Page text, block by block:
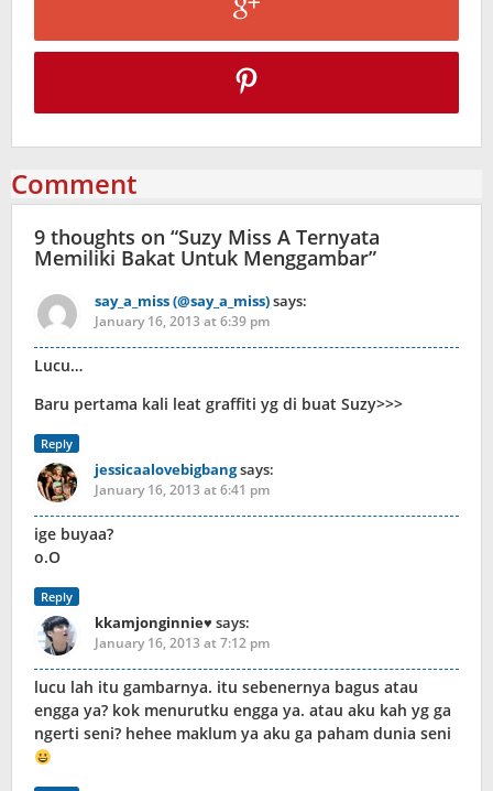
Comment
9 thoughts on “Suzy Miss A Ternyata
Memiliki Bakat Untuk Menggambar”
say_a_miss (@say_a_miss)says:
January 16, 2013 at 6:39 pm
Lucu…
Baru pertama kali leat graffiti yg di buat Suzy>>>
Reply
jessicaalovebigbangsays:
January 16, 2013 at 6:41 pm
ige buyaa?
o.O
Reply
kkamjonginnie♥ says:
January 16, 2013 at 7:12 pm
lucu lah itu gambarnya. itu sebenernya bagus atau
engga ya? kok menurutku engga ya. atau aku kah yg ga
ngerti seni? hehee maklum ya aku ga paham dunia seni